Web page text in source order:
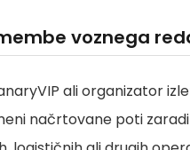
voznega
ali organizator
načrtovane poti